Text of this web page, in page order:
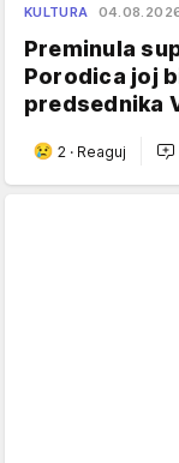
KULTURA
Preminula
Porodica joj
predsednika
2 · Reaguj